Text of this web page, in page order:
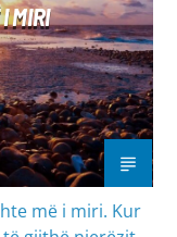
MIRI
më i miri. Kur